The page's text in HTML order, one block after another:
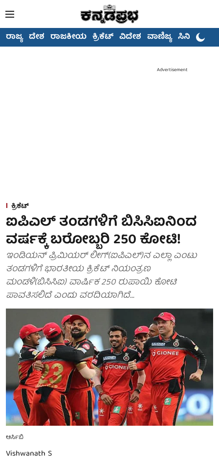
ರಾಜ್ಯ ದೇಶ ರಾಜಕೀಯ ಕ್ರಿಕೆಟ್ ವಿದೇಶ ವಾಣಿಜ್ಯ ಸಿನಿಮಾ
Advertisement
ಕ್ರಿಕೆಟ್
ಐಪಿಎಲ್ ತಂಡಗಳಿಗೆ ಬಿಸಿಸಿಐನಿಂದ
ವರ್ಷಕ್ಕೆ ಬರೋಬ್ಬರಿ 250 ಕೋಟಿ!
ಇಂಡಿಯನ್ ಪ್ರಿಮಿಯರ್ ಲೀಗ್(ಐಪಿಎಲ್)ನ ಎಲ್ಲಾ ಎಂಟು
ತಂಡಗಳಿಗೆ ಭಾರತೀಯ ಕ್ರಿಕೆಟ್ ನಿಯಂತ್ರಣ
ಮಂಡಳಿ(ಬಿಸಿಸಿಐ) ವಾರ್ಷಿಕ 250 ರುಪಾಯಿ ಕೋಟಿ
ಪಾವತಿಸಲಿದೆ ಎಂದು ವರದಿಯಾಗಿದೆ...
ಆರ್ಸಿಬಿ
Vishwanath S